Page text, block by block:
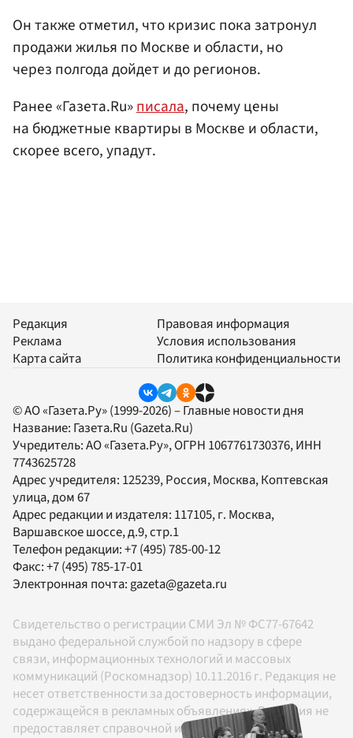
Он также отметил, что кризис пока затронул
продажи жилья по Москве и области, но
через полгода дойдет и до регионов.
Ранее «Газета.Ru»писала, почему цены
на бюджетные квартиры в Москве и области,
скорее всего, упадут.
Редакция
Реклама
Карта сайта
Правовая информация
Условия использования
Политика конфиденциальности
© АО «Газета.Ру» (1999-2026) – Главные новости дня
Название: Газета.Ru (Gazeta.Ru)
Учредитель:АО «Газета.Ру», ОГРН 1067761730376, ИНН
7743625728
Адрес учредителя: 125239, Россия, Москва, Коптевская
улица, дом 67
Адрес редакции и издателя: 117105, г. Москва,
Варшавское шоссе, д.9, стр.1
Телефон редакции:+7 (495) 785-00-12
Факс:+7 (495) 785-17-01
Электронная почта:gazeta@gazeta.ru
Свидетельство о регистрации СМИ Эл № ФС77-67642
выдано федеральной службой по надзору в сфере
связи, информационных технологий и массовых
коммуникаций (Роскомнадзор) 10.11.2016 г. Редакция не
несет ответственности за достоверность информации,
содержащейся в рекламных объявлениях. Редакция не
предоставляет справочной информации.